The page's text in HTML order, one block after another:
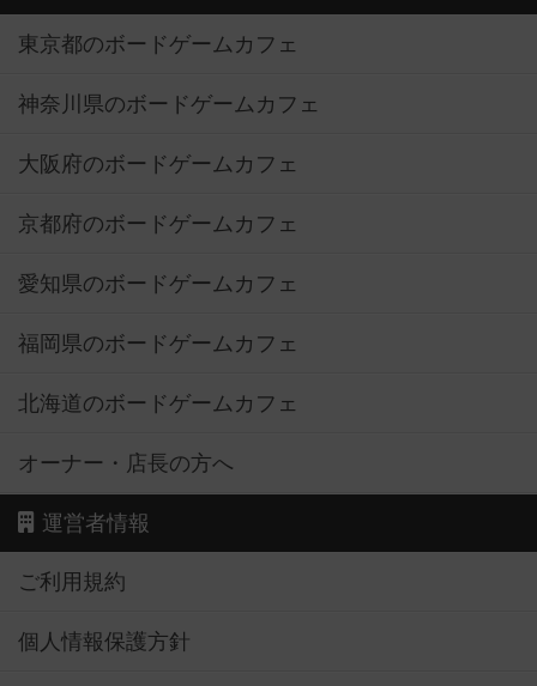
東京都のボードゲームカフェ
神奈川県のボードゲームカフェ
大阪府のボードゲームカフェ
京都府のボードゲームカフェ
愛知県のボードゲームカフェ
福岡県のボードゲームカフェ
北海道のボードゲームカフェ
オーナー・店長の方へ
運営者情報
ご利用規約
個人情報保護方針